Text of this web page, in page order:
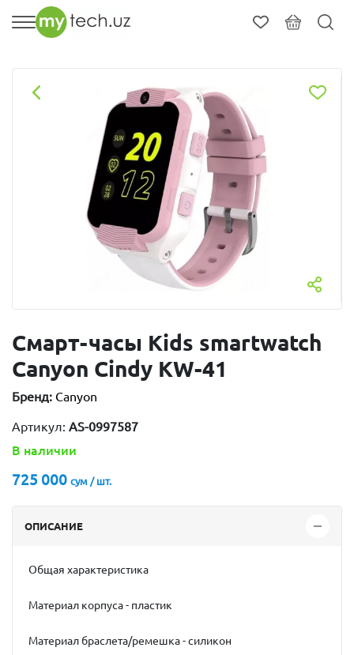
Смарт-часы Kids smartwatch
Canyon Cindy KW-41
Бренд: Canyon
Артикул: AS-0997587
В наличии
725 000 сум / шт.
ОПИСАНИЕ
Общая характеристика
Материал корпуса - пластик
Материал браслета/ремешка - силикон